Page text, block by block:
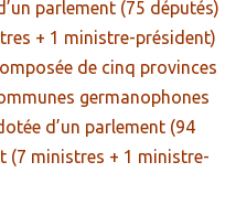
parlement (75 députés)
+ 1 ministre-président)
de cinq provinces
germanophones
d’un parlement (94
(7 ministres + 1 ministre-